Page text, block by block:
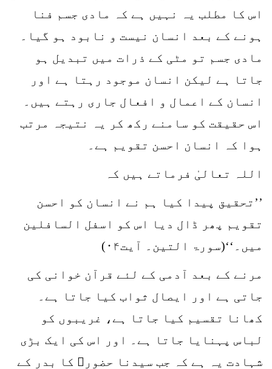
اس کا مطلب یہ نہیں ہے کہ مادی جسم فنا
ہونے کے بعد انسان نیست و نابود ہو گیا۔
مادی جسم تو مٹی کے ذرات میں تبدیل ہو
جاتا ہے لیکن انسان موجود رہتا ہے اور
انسان کے اعمال و افعال جاری رہتے ہیں۔
اس حقیقت کو سامنے رکھ کر یہ نتیجہ مرتب
ہوا کہ انسان احسن تقویم ہے۔
اللہ تعالیٰ فرماتے ہیں کہ
’’تحقیق پیدا کیا ہم نے انسان کو احسن
تقویم پھر ڈال دیا اس کو اسفل السافلین
میں۔‘‘(سورۃ التین۔ آیت۰۴)
مرنے کے بعد آدمی کے لئے قرآن خوانی کی
جاتی ہے اور ایصال ثواب کیا جاتا ہے۔
کھانا تقسیم کیا جاتا ہے، غریبوں کو
لباس پہنایا جاتا ہے۔ اور اس کی ایک بڑی
شہادت یہ ہے کہ جب سیدنا حضورﷺ کا بدر کے